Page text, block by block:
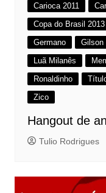
Carioca 2011
Copa do Brasil 2013
Germano
Gilson
Luã Milanês
Ronaldinho
Zico
Hangout de
Tulio Rodrigues